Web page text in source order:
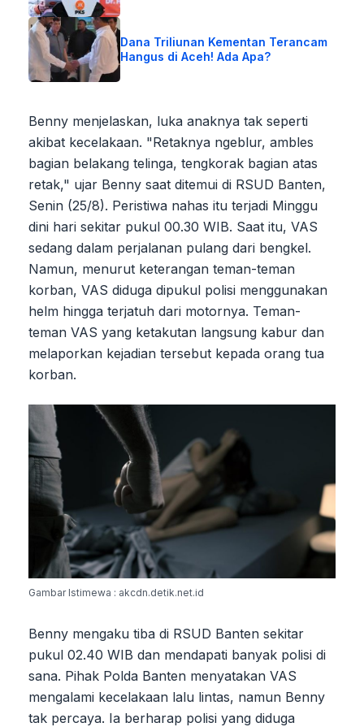
Dana Triliunan Kementan Terancam
Hangus di Aceh! Ada Apa?
Benny menjelaskan, luka anaknya tak seperti
akibat kecelakaan. "Retaknya ngeblur, ambles
bagian belakang telinga, tengkorak bagian atas
retak," ujar Benny saat ditemui di RSUD Banten,
Senin (25/8). Peristiwa nahas itu terjadi Minggu
dini hari sekitar pukul 00.30 WIB. Saat itu, VAS
sedang dalam perjalanan pulang dari bengkel.
Namun, menurut keterangan teman-teman
korban, VAS diduga dipukul polisi menggunakan
helm hingga terjatuh dari motornya. Teman-
teman VAS yang ketakutan langsung kabur dan
melaporkan kejadian tersebut kepada orang tua
korban.
Gambar Istimewa : akcdn.detik.net.id
Benny mengaku tiba di RSUD Banten sekitar
pukul 02.40 WIB dan mendapati banyak polisi di
sana. Pihak Polda Banten menyatakan VAS
mengalami kecelakaan lalu lintas, namun Benny
tak percaya. Ia berharap polisi yang diduga